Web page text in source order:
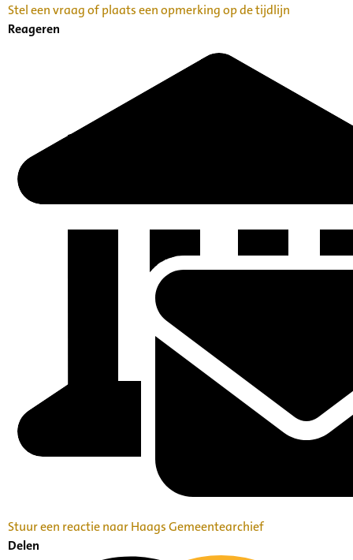
Stel een vraag of plaats een opmerking op de tijdlijn
Reageren
Stuur een reactie naar Haags Gemeentearchief
Delen